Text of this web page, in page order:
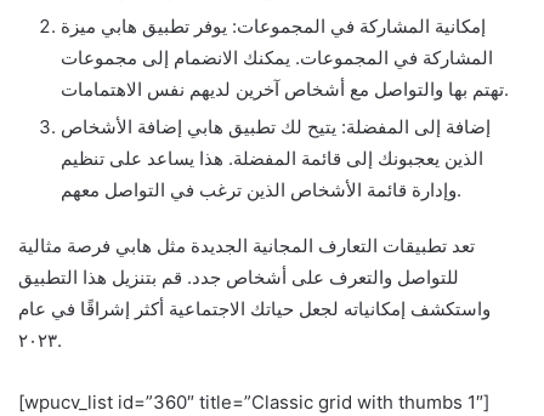
إمكانية المشاركة في المجموعات: يوفر تطبيق هابي ميزة
المشاركة في المجموعات. يمكنك الانضمام إلى مجموعات
تهتم بها والتواصل مع أشخاص آخرين لديهم نفس الاهتمامات.
إضافة إلى المفضلة: يتيح لك تطبيق هابي إضافة الأشخاص
الذين يعجبونك إلى قائمة المفضلة. هذا يساعد على تنظيم
وإدارة قائمة الأشخاص الذين ترغب في التواصل معهم.
تعد تطبيقات التعارف المجانية الجديدة مثل هابي فرصة مثالية
للتواصل والتعرف على أشخاص جدد. قم بتنزيل هذا التطبيق
واستكشف إمكانياته لجعل حياتك الاجتماعية أكثر إشراقًا في عام
٢٠٢٣.
[wpucv_list id=”360″ title=”Classic grid with thumbs 1″]